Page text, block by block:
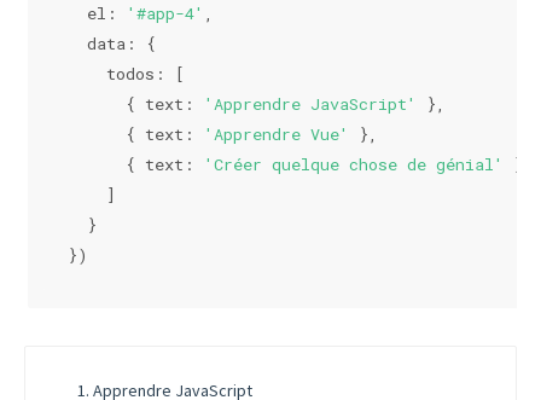
el : '#app-4' ,
data: {
todos : [
      {
text : 'Apprendre JavaScript'
},
      {
text : 'Apprendre Vue'
},
      {
text : 'Créer quelque chose de génial'
}
    ]
  }
})
Apprendre JavaScript